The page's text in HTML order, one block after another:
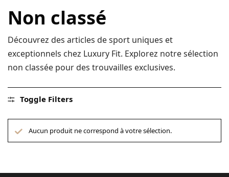
Non classé
Découvrez des articles de sport uniques et
exceptionnels chez Luxury Fit. Explorez notre sélection
non classée pour des trouvailles exclusives.
Toggle Filters
Aucun produit ne correspond à votre sélection.
NOTRE CATALOGUE
BLOG
A PROPOS
Blog
Boutique
A propos